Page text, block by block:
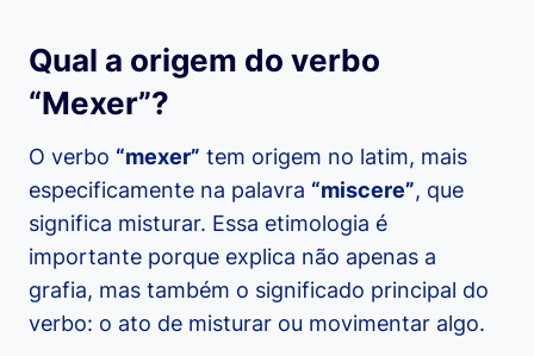
Qual a origem do verbo
“Mexer”?
O verbo “mexer” tem origem no latim, mais
especificamente na palavra “miscere”, que
significa misturar. Essa etimologia é
importante porque explica não apenas a
grafia, mas também o significado principal do
verbo: o ato de misturar ou movimentar algo.